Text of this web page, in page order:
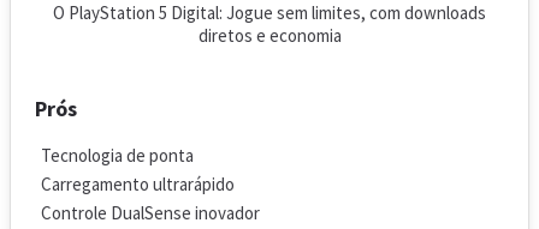
O PlayStation 5 Digital: Jogue sem limites, com downloads
diretos e economia
Prós
Tecnologia de ponta
Carregamento ultrarápido
Controle DualSense inovador